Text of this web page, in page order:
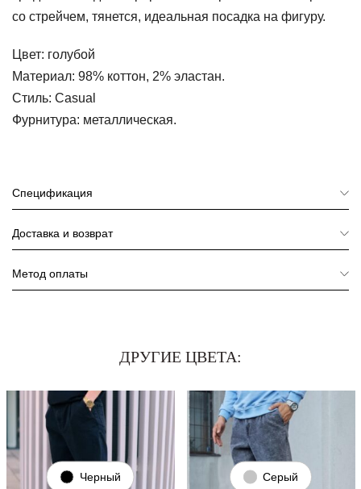
Шорты
Пижамы
со стрейчем, тянется, идеальная посадка на фигуру.
Цвет: голубой
Материал: 98% коттон, 2% эластан.
Стиль: Casual
Фурнитура: металлическая.
Спецификация
Доставка и возврат
Метод оплаты
ДРУГИЕ ЦВЕТА:
Черный Серый